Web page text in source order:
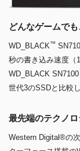
どんなゲームで
WD_BLACK™
秒の書き込み速度（
WD_BLACK
世代3のSSDと比較
最先端のテクノ
Western Digital®の